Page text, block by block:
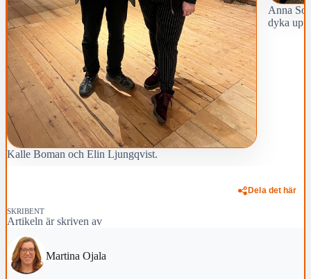
Kalle Boman och Elin Ljungqvist.
Anna
dyka upp.
Dela det här
SKRIBENT
Artikeln är skriven av
Martina Ojala